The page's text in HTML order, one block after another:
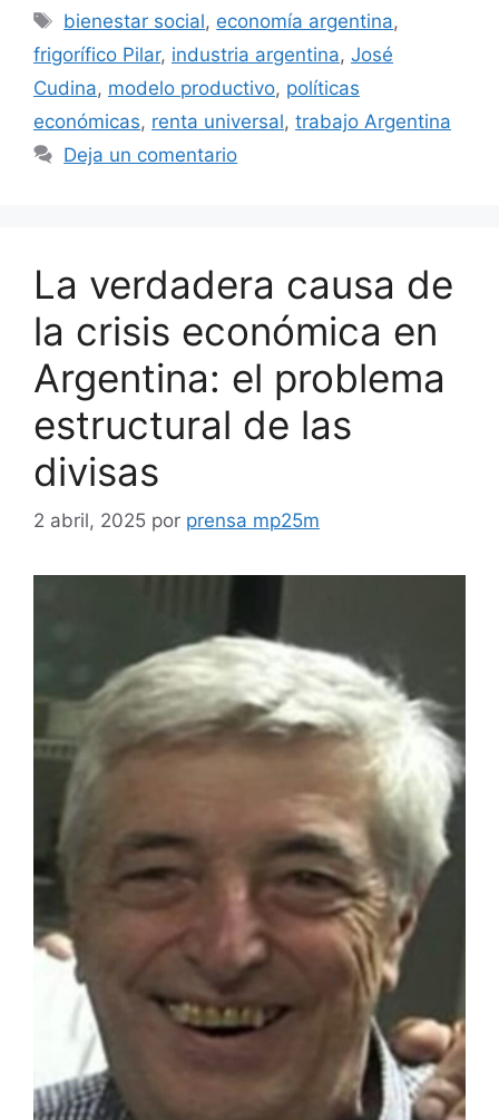
bienestar social, economía argentina,
frigorífico Pilar, industria argentina, José
Cudina, modelo productivo, políticas
económicas, renta universal, trabajo Argentina
Deja un comentario
La verdadera causa de
la crisis económica en
Argentina: el problema
estructural de las
divisas
2 abril, 2025 por prensa mp25m